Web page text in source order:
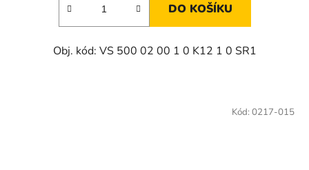
DO KOŠÍKU
Obj. kód: VS 500 02 00 1 0 K12 1 0 SR1
Kód: 0217-015